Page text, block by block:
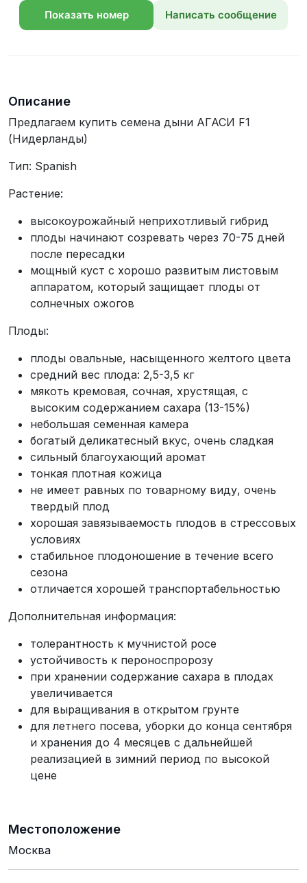
Показать номер Написать сообщение
Описание
Предлагаем купить семена дыни АГАСИ F1
(Нидерланды)
Тип: Spanish
Растение:
высокоурожайный неприхотливый гибрид
плоды начинают созревать через 70-75 дней
после пересадки
мощный куст с хорошо развитым листовым
аппаратом, который защищает плоды от
солнечных ожогов
Плоды:
плоды овальные, насыщенного желтого цвета
средний вес плода: 2,5-3,5 кг
мякоть кремовая, сочная, хрустящая, с
высоким содержанием сахара (13-15%)
небольшая семенная камера
богатый деликатесный вкус, очень сладкая
сильный благоухающий аромат
тонкая плотная кожица
не имеет равных по товарному виду, очень
твердый плод
хорошая завязываемость плодов в стрессовых
условиях
стабильное плодоношение в течение всего
сезона
отличается хорошей транспортабельностью
Дополнительная информация:
толерантность к мучнистой росе
устойчивость к пероноспророзу
при хранении содержание сахара в плодах
увеличивается
для выращивания в открытом грунте
для летнего посева, уборки до конца сентября
и хранения до 4 месяцев с дальнейшей
реализацией в зимний период по высокой
цене
Местоположение
Москва